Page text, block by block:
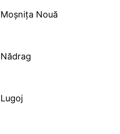
Moșnița Nouă
Nădrag
Lugoj